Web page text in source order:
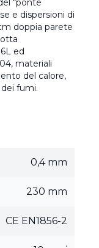
“ponte
e dispersioni di
doppia parete
ed
materiali
del calore,
fumi.
0,4 mm
230 mm
CE EN1856-2